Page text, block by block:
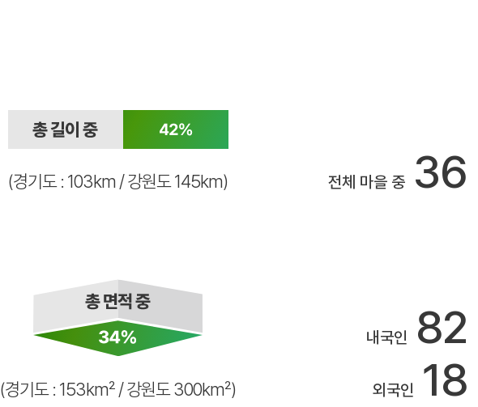
(경기도 : 103km / 강원도 145km)
(경기도 : 153km² / 강원도 300km²)
전체 마을 중 36
내국인 82
외국인 18